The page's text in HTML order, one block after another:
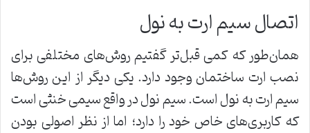
اتصال سیم ارت به نول
همان‌طور که کمی قبل‌تر گفتیم روش‌های مختلفی برای
نصب ارت ساختمان وجود دارد. یکی دیگر از این روش‌ها
سیم ارت به نول است. سیم نول در واقع سیمی خنثی است
که کاربری‌های خاص خود را دارد؛ اما از نظر اصولی بودن